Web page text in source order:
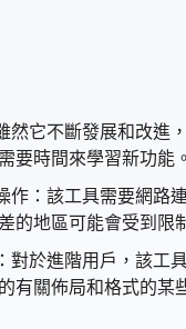
然它不斷發展和改進
要時間來學習新功能。
作：該工具需要網路
的地區可能會受到限
對於進階用戶，該工
有關佈局和格式的某